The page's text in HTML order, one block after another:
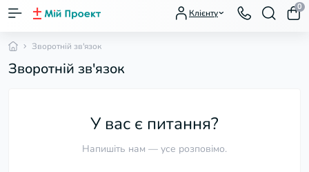
Клієнту
0
Зворотній зв'язок
Зворотній зв'язок
У вас є питання?
Напишіть нам — усе розповімо.